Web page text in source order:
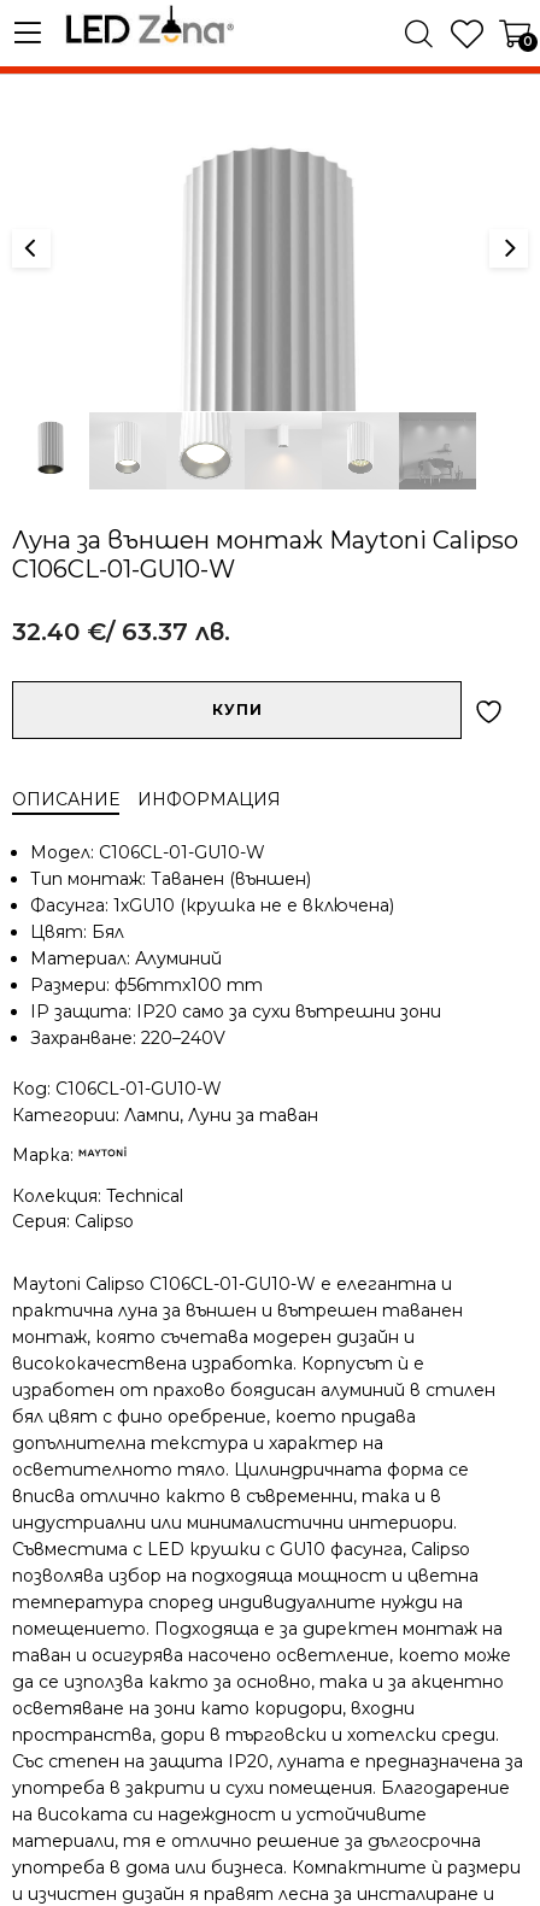
0
Луна за външен монтаж Maytoni Calipso
C106CL-01-GU10-W
32.40 €/ 63.37 лв.
външен
Maytoni
Calipso
C106CL-
01-
GU10-
W
КУПИ
ОПИСАНИЕ ИНФОРМАЦИЯ
Модел: C106CL-01-GU10-W
Тип монтаж: Таванен (външен)
Фасунга: 1xGU10 (крушка не е включена)
Цвят: Бял
Материал: Алуминий
Размери: ф56mmx100 mm
IP защита: IP20 само за сухи вътрешни зони
Захранване: 220–240V
Код: C106CL-01-GU10-W
Категории: Лампи, Луни за таван
Марка:
Колекция: Technical
Серия: Calipso
Maytoni Calipso C106CL-01-GU10-W е елегантна и
практична луна за външен и вътрешен таванен
монтаж, която съчетава модерен дизайн и
висококачествена изработка. Корпусът ѝ е
изработен от прахово боядисан алуминий в стилен
бял цвят с фино оребрение, което придава
допълнителна текстура и характер на
осветителното тяло. Цилиндричната форма се
вписва отлично както в съвременни, така и в
индустриални или минималистични интериори.
Съвместима с LED крушки с GU10 фасунга, Calipso
позволява избор на подходяща мощност и цветна
температура според индивидуалните нужди на
помещението. Подходяща е за директен монтаж на
таван и осигурява насочено осветление, което може
да се използва както за основно, така и за акцентно
осветяване на зони като коридори, входни
пространства, дори в търговски и хотелски среди.
Със степен на защита IP20, луната е предназначена за
употреба в закрити и сухи помещения. Благодарение
на високата си надеждност и устойчивите
материали, тя е отлично решение за дългосрочна
употреба в дома или бизнеса. Компактните ѝ размери
и изчистен дизайн я правят лесна за инсталиране и